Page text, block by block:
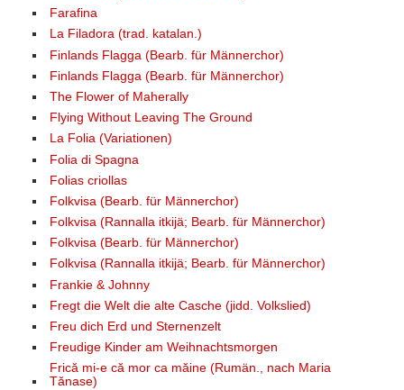
Farafina
La Filadora (trad. katalan.)
Finlands Flagga (Bearb. für Männerchor)
Finlands Flagga (Bearb. für Männerchor)
The Flower of Maherally
Flying Without Leaving The Ground
La Folia (Variationen)
Folia di Spagna
Folias criollas
Folkvisa (Bearb. für Männerchor)
Folkvisa (Rannalla itkijä; Bearb. für Männerchor)
Folkvisa (Bearb. für Männerchor)
Folkvisa (Rannalla itkijä; Bearb. für Männerchor)
Frankie & Johnny
Fregt die Welt die alte Casche (jidd. Volkslied)
Freu dich Erd und Sternenzelt
Freudige Kinder am Weihnachtsmorgen
Frică mi-e că mor ca măine (Rumän., nach Maria
Tănase)